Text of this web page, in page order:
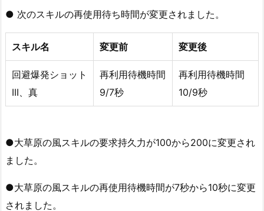
● 次のスキルの再使用待ち時間が変更されました。
スキル名 変更前 変更後
回避爆発ショット
III、真
再利用待機時間
9/7秒
再利用待機時間
10/9秒
●大草原の風スキルの要求持久力が100から200に変更され
ました。
●大草原の風スキルの再使用待機時間が7秒から10秒に変更
されました。